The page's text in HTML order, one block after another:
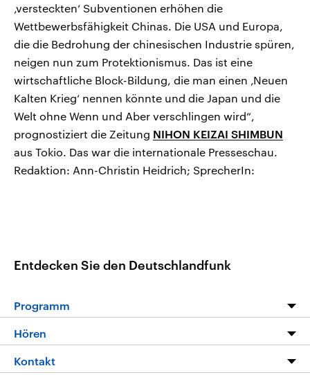
‚versteckten‘ Subventionen erhöhen die
Wettbewerbsfähigkeit Chinas. Die USA und Europa,
die die Bedrohung der chinesischen Industrie spüren,
neigen nun zum Protektionismus. Das ist eine
wirtschaftliche Block-Bildung, die man einen ‚Neuen
Kalten Krieg‘ nennen könnte und die Japan und die
Welt ohne Wenn und Aber verschlingen wird“,
prognostiziert die Zeitung NIHON KEIZAI SHIMBUN
aus Tokio. Das war die internationale Presseschau.
Redaktion: Ann-Christin Heidrich; SprecherIn:
Entdecken Sie den Deutschlandfunk
Programm
Hören
Livestream
Kontakt